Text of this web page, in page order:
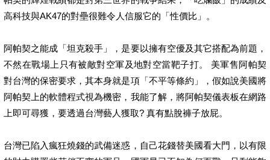
高科技與AK47的對壘很難令人信服它的「性價比」。
阿帕契之能成「坦克殺手」，是要以擁有空優及其它搭配為前題，
不然在戰場上只有被敵對空軍及地對空當靶子打。 美軍售阿帕契
對台灣的保密要求，其本身就是項「不平等條約」，假如說美國將
阿帕契上的軟體程式視為機密，我能了解，將阿帕契儀表板在網路
上即可尋獲，要透過台灣藝人獲取? 真有點脫褲子放屁。
台灣已陷入瘋狂燒錢的武備迷惑，自己花錢替美國看大門，以有限